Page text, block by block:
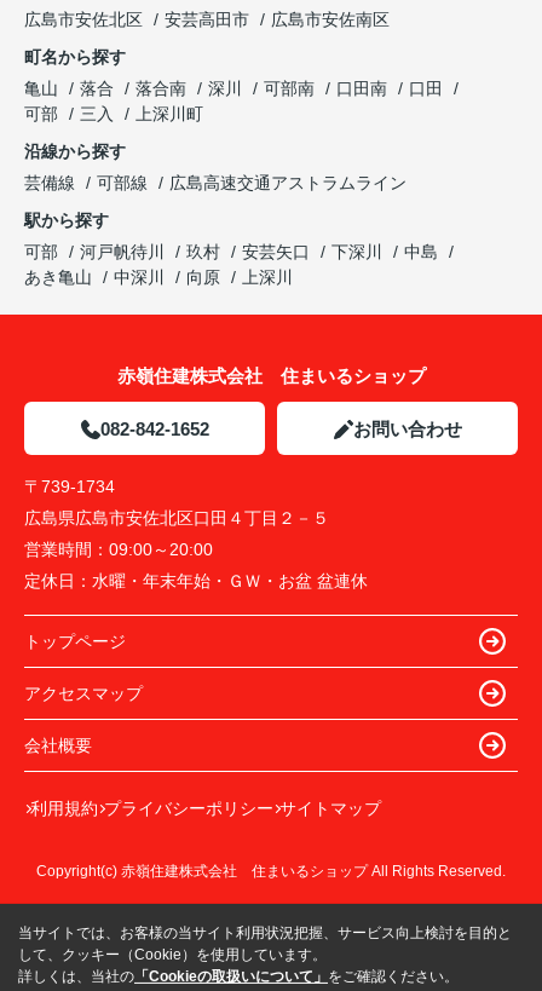
広島市安佐北区
安芸高田市
広島市安佐南区
町名から探す
亀山
落合 落合南 深川 可部南 口田南
口田
可部
三入
上深川町
沿線から探す
芸備線
可部線
広島高速交通アストラムライン
駅から探す
可部
河戸帆待川 玖村 安芸矢口 下深川
中島
あき亀山
中深川 向原 上深川
赤嶺住建株式会社 住まいるショップ
082-842-1652 お問い合わせ
〒739-1734
広島県広島市安佐北区口田４丁目２－５
営業時間： 09:00～20:00
定休日： 水曜・年末年始・ＧＷ・お盆 盆連休
トップページ
アクセスマップ
会社概要
利用規約 プライバシーポリシー サイトマップ
Copyright(c) 赤嶺住建株式会社 住まいるショップ All Rights Reserved.
当サイトでは、お客様の当サイト利用状況把握、サービス向上検討を目的と
して、クッキー（Cookie）を使用しています。
詳しくは、当社の 「Cookieの取扱いについて」 をご確認ください。